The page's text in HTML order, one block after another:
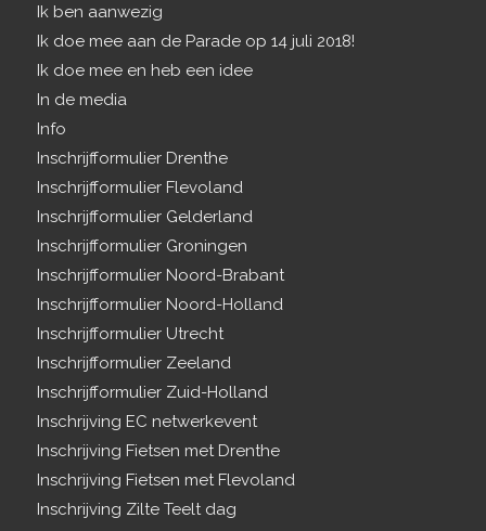
Ik ben aanwezig
Ik doe mee aan de Parade op 14 juli 2018!
Ik doe mee en heb een idee
In de media
Info
Inschrijfformulier Drenthe
Inschrijfformulier Flevoland
Inschrijfformulier Gelderland
Inschrijfformulier Groningen
Inschrijfformulier Noord-Brabant
Inschrijfformulier Noord-Holland
Inschrijfformulier Utrecht
Inschrijfformulier Zeeland
Inschrijfformulier Zuid-Holland
Inschrijving EC netwerkevent
Inschrijving Fietsen met Drenthe
Inschrijving Fietsen met Flevoland
Inschrijving Zilte Teelt dag